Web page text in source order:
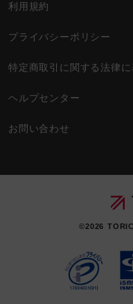
利用規約
プライバシーポリシー
特定商取引に関する法律
ヘルプセンター
お問い合わせ
©2026